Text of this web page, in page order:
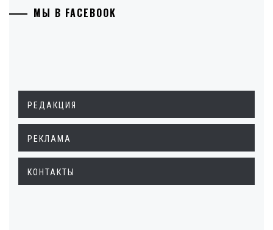
МЫ В FACEBOOK
РЕДАКЦИЯ
РЕКЛАМА
КОНТАКТЫ